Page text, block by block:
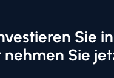
Sie
Sie